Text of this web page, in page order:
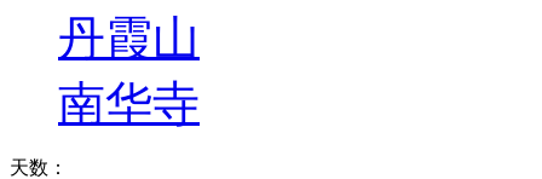
丹霞山
南华寺
天数：